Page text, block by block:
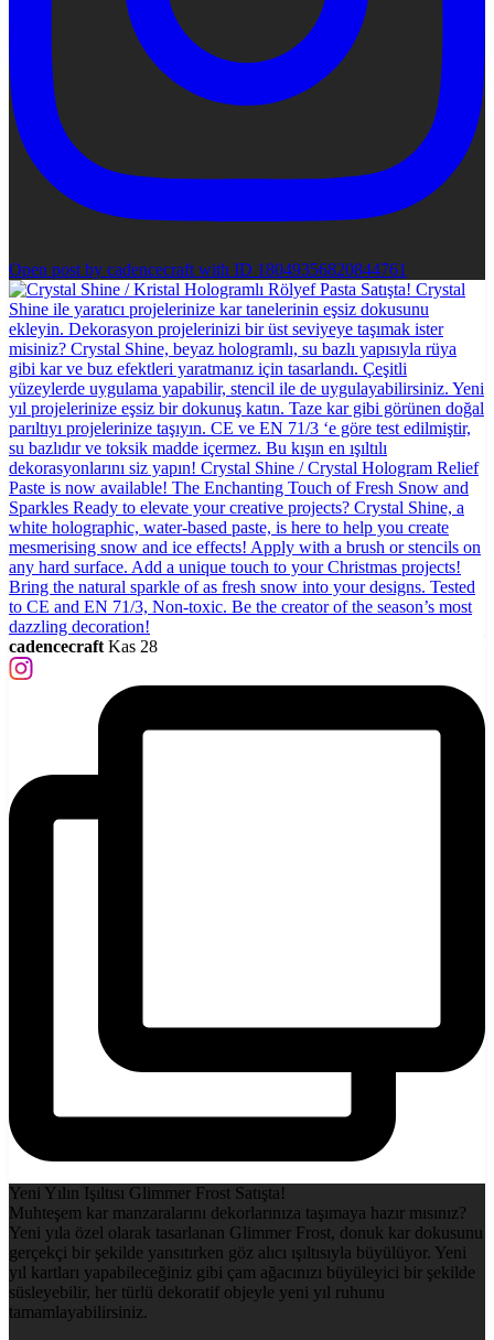
Open post by cadencecraft with ID 18049356820844761
cadencecraft Kas 28
Yeni Yılın Işıltısı Glimmer Frost Satışta!
Muhteşem kar manzaralarını dekorlarınıza taşımaya hazır mısınız?
Yeni yıla özel olarak tasarlanan Glimmer Frost, donuk kar dokusunu
gerçekçi bir şekilde yansıtırken göz alıcı ışıltısıyla büyülüyor. Yeni
yıl kartları yapabileceğiniz gibi çam ağacınızı büyüleyici bir şekilde
süsleyebilir, her türlü dekoratif objeyle yeni yıl ruhunu
tamamlayabilirsiniz.